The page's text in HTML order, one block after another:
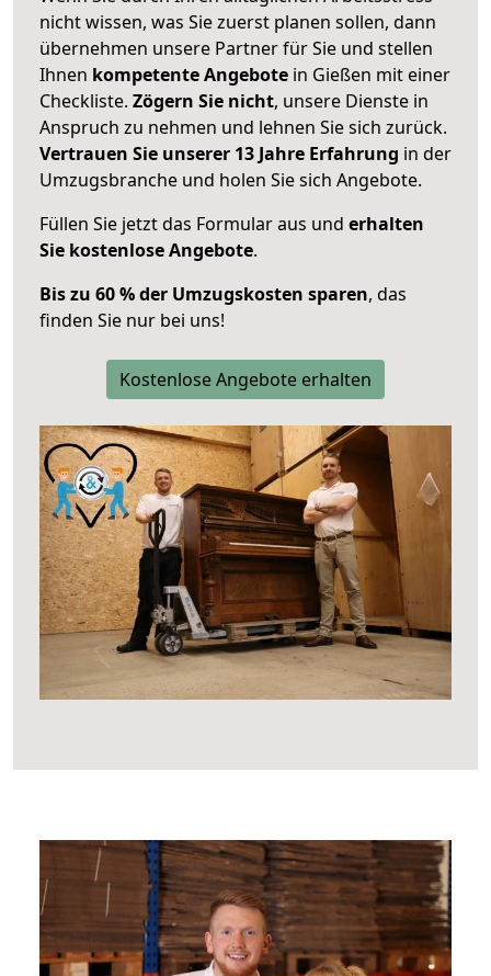
nicht wissen, was Sie zuerst planen sollen, dann
übernehmen unsere Partner für Sie und stellen
Ihnen kompetente Angebote in Gießen mit einer
Checkliste. Zögern Sie nicht, unsere Dienste in
Anspruch zu nehmen und lehnen Sie sich zurück.
Vertrauen Sie unserer 13 Jahre Erfahrung in der
Umzugsbranche und holen Sie sich Angebote.
Füllen Sie jetzt das Formular aus und erhalten
Sie kostenlose Angebote.
Bis zu 60 % der Umzugskosten sparen, das
finden Sie nur bei uns!
Kostenlose Angebote erhalten